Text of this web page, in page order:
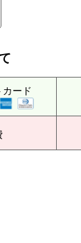
ード